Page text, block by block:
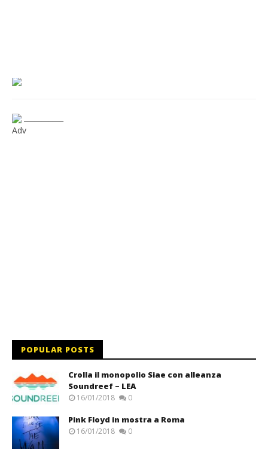
Adv
POPULAR POSTS
Crolla il monopolio Siae con alleanza
Soundreef – LEA
16/01/2018 0
Pink Floyd in mostra a Roma
16/01/2018 0